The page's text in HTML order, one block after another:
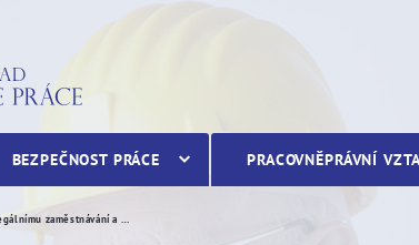
BEZPEČNOST PRÁCE PRACOVNĚPRÁVNÍ